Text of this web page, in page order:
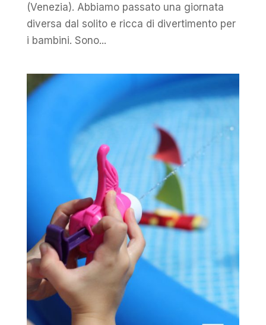
(Venezia). Abbiamo passato una giornata
diversa dal solito e ricca di divertimento per
i bambini. Sono...